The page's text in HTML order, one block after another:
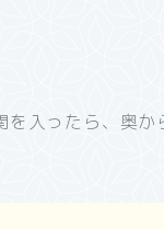
を入ったら、奥